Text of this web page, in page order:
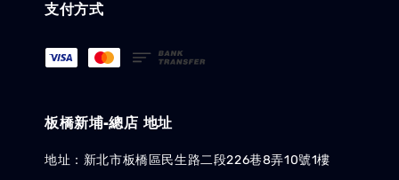
支付方式
板橋新埔-總店 地址
地址：新北市板橋區民生路二段226巷8弄10號1樓